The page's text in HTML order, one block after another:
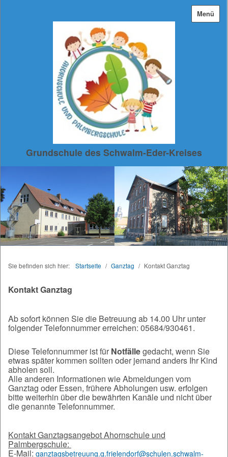
Menü
Grundschule des Schwalm-Eder-Kreises
Sie befinden sich hier: Startseite / Ganztag / Kontakt Ganztag
Kontakt Ganztag
Ab sofort können Sie die Betreuung ab 14.00 Uhr unter
folgender Telefonnummer erreichen: 05684/930461.
Diese Telefonnummer ist für Notfällegedacht, wenn Sie
etwas später kommen sollten oder jemand anders Ihr Kind
abholen soll.
Alle anderen Informationen wie Abmeldungen vom
Ganztag oder Essen, frühere Abholungen usw. erfolgen
bitte weiterhin über die bewährten Kanäle und nicht über
die genannte Telefonnummer.
Kontakt Ganztagsangebot Ahornschule und
Palmbergschule:
E-Mail: ganztagsbetreuung.g.frielendorf@schulen.schwalm-